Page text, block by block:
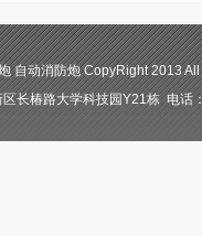
自动消防炮 CopyRight 2013
区长椿路大学科技园Y21栋 电